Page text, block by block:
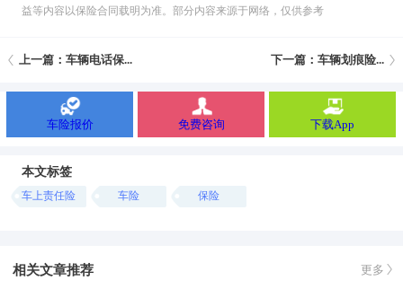
益等内容以保险合同载明为准。部分内容来源于网络，仅供参考
上一篇：车辆电话保... 下一篇：车辆划痕险...
车险报价 免费咨询 下载App
本文标签
车上责任险 车险 保险
相关文章推荐 更多